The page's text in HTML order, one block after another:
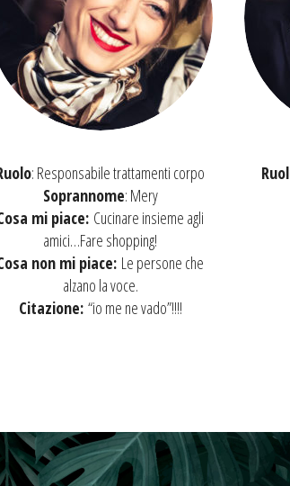
: Responsabile trattamenti corpo
Soprannome: Mery
mi piace: Cucinare insieme agli
amici…Fare shopping!
non mi piace: Le persone che
alzano la voce.
Citazione:“io me ne vado”!!!!